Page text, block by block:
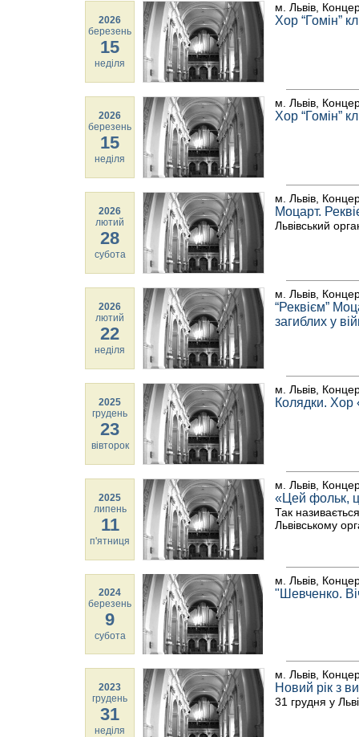
2026
березень
15
неділя
м. Львів,
Хор “Гомін”
2026
березень
15
неділя
м. Львів,
Хор “Гомін”
2026
лютий
28
субота
м. Львів,
Моцарт.
Львівський
2026
лютий
22
неділя
м. Львів,
“Реквієм”
загиблих у
2025
грудень
23
вівторок
м. Львів,
Колядки. Хор
2025
липень
11
п'ятниця
м. Львів,
«Цей фольк,
Так
Львівському
2024
березень
9
субота
м. Львів,
"Шевченко.
2023
грудень
31
неділя
м. Львів,
Новий рік з
31 грудня у